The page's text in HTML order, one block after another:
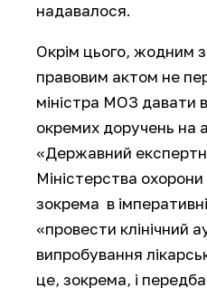
надавалося.
Окрім цього, жодним
правовим актом не
міністра МОЗ давати
окремих доручень
«Державний
Міністерства
зокрема в
«провести клінічний
випробування
це, зокрема, і